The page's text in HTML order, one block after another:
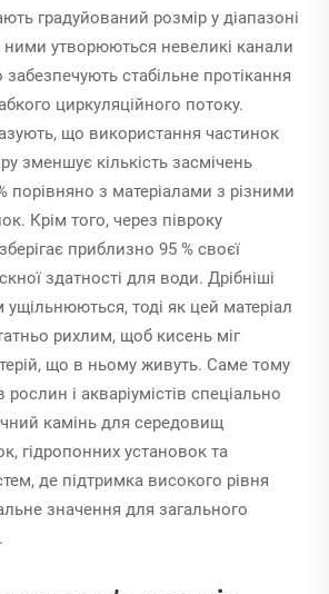
градуйований розмір у діапазоні
утворюються невеликі канали
стабільне протікання
циркуляційного потоку.
що використання частинок
зменшує кількість засмічень
порівняно з матеріалами з різними
Крім того, через півроку
приблизно 95 % своєї
здатності для води. Дрібніші
ущільнюються, тоді як цей матеріал
рихлим, щоб кисень міг
що в ньому живуть. Саме тому
і акваріумістів спеціально
камінь для середовищ
гідропонних установок та
де підтримка високого рівня
значення для загального